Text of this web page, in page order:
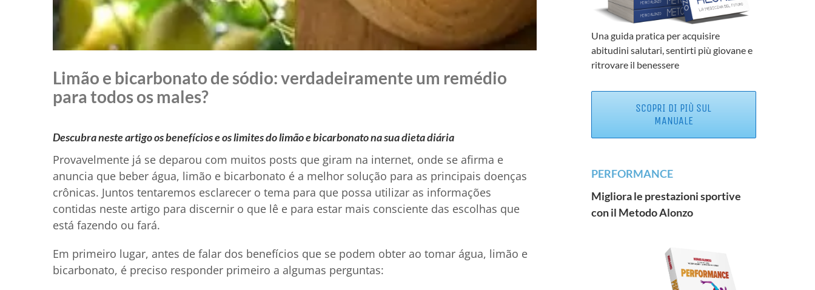
Limão e bicarbonato de sódio: verdadeiramente um remédio
para todos os males?
Descubra neste artigo os benefícios e os limites do limão e bicarbonato na sua dieta diária
Provavelmente já se deparou com muitos posts que giram na internet, onde se afirma e
anuncia que beber água, limão e bicarbonato é a melhor solução para as principais doenças
crônicas. Juntos tentaremos esclarecer o tema para que possa utilizar as informações
contidas neste artigo para discernir o que lê e para estar mais consciente das escolhas que
está fazendo ou fará.
Em primeiro lugar, antes de falar dos benefícios que se podem obter ao tomar água, limão e
bicarbonato, é preciso responder primeiro a algumas perguntas:
Una guida pratica per acquisire
abitudini salutari, sentirti più giovane e
ritrovare il benessere
SCOPRI DI PIÙ SUL
MANUALE
PERFORMANCE
Migliora le prestazioni sportive
con il Metodo Alonzo